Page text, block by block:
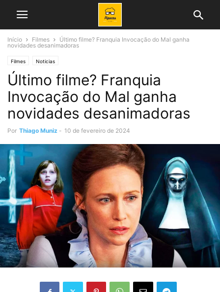
Início Filmes
Último filme? Franquia Invocação do Mal ganha
novidades desanimadoras
Filmes Noticias
Último filme? Franquia
Invocação do Mal ganha
novidades desanimadoras
Por Thiago Muniz - 10 de fevereiro de 2024